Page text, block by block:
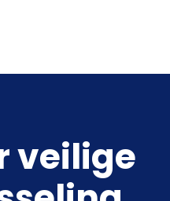
veilige